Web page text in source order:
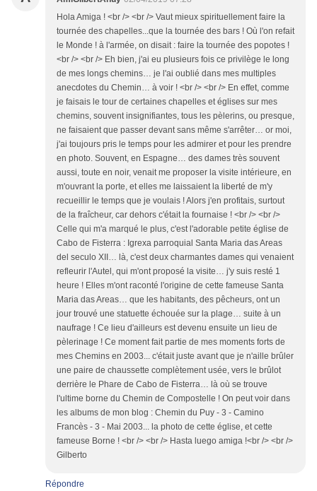
Hola Amiga ! <br /> <br /> Vaut mieux spirituellement faire la
tournée des chapelles...que la tournée des bars ! Où l'on refait
le Monde ! à l'armée, on disait : faire la tournée des popotes !
<br /> <br /> Eh bien, j'ai eu plusieurs fois ce privilège le long
de mes longs chemins… je l'ai oublié dans mes multiples
anecdotes du Chemin… à voir ! <br /> <br /> En effet, comme
je faisais le tour de certaines chapelles et églises sur mes
chemins, souvent insignifiantes, tous les pèlerins, ou presque,
ne faisaient que passer devant sans même s'arrêter… or moi,
j'ai toujours pris le temps pour les admirer et pour les prendre
en photo. Souvent, en Espagne… des dames très souvent
aussi, toute en noir, venait me proposer la visite intérieure, en
m'ouvrant la porte, et elles me laissaient la liberté de m'y
recueillir le temps que je voulais ! Alors j'en profitais, surtout
de la fraîcheur, car dehors c'était la fournaise ! <br /> <br />
Celle qui m'a marqué le plus, c'est l'adorable petite église de
Cabo de Fisterra : Igrexa parroquial Santa Maria das Areas
del seculo XII… là, c'est deux charmantes dames qui venaient
refleurir l'Autel, qui m'ont proposé la visite… j'y suis resté 1
heure ! Elles m'ont raconté l'origine de cette fameuse Santa
Maria das Areas… que les habitants, des pêcheurs, ont un
jour trouvé une statuette échouée sur la plage… suite à un
naufrage ! Ce lieu d'ailleurs est devenu ensuite un lieu de
pèlerinage ! Ce moment fait partie de mes moments forts de
mes Chemins en 2003... c'était juste avant que je n'aille brûler
une paire de chaussette complètement usée, vers le brûlot
derrière le Phare de Cabo de Fisterra… là où se trouve
l'ultime borne du Chemin de Compostelle ! On peut voir dans
les albums de mon blog : Chemin du Puy - 3 - Camino
Francès - 3 - Mai 2003... la photo de cette église, et cette
fameuse Borne ! <br /> <br /> Hasta luego amiga !<br /> <br />
Gilberto
Répondre